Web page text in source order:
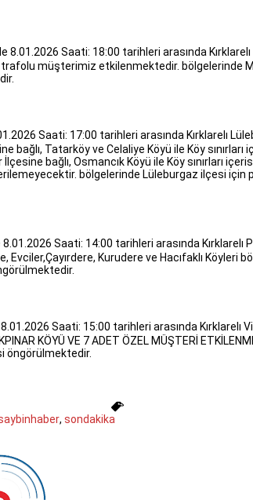
8.01.2026 Saati: 18:00 tarihleri arasında
trafolu müşterimiz etkilenmektedir. bölgelerinde
Saati: 17:00 tarihleri arasında Kırklarelı
bağlı, Tatarköy ve Celaliye Köyü ile Köy sınırları
bağlı, Osmancık Köyü ile Köy sınırları
bölgelerinde Lüleburgaz ilçesi için
Saati: 14:00 tarihleri arasında Kırklarelı
Evciler,Çayırdere, Kurudere ve Hacıfaklı Köyleri
Saati: 15:00 tarihleri arasında Kırklarelı
KÖYÜ VE 7 ADET ÖZEL MÜŞTERİ
öngörülmektedir.
, sondakika